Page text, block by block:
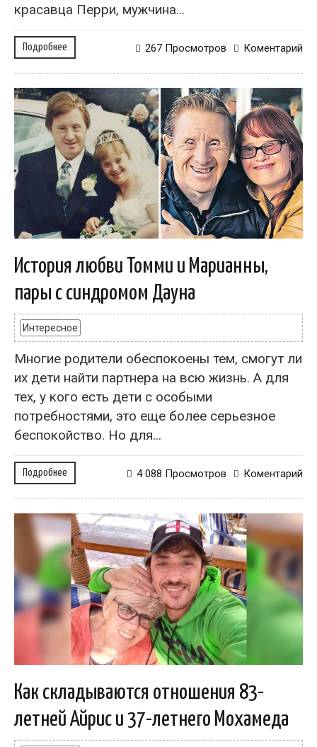
красавца Перри, мужчина...
Подробнее Коментарий
267 Просмотров
История любви Томми и Марианны,
пары с синдромом Дауна
Интересное
Многие родители обеспокоены тем, смогут ли
их дети найти партнера на всю жизнь. А для
тех, у кого есть дети с особыми
потребностями, это еще более серьезное
беспокойство. Но для...
Подробнее Коментарий
4 088 Просмотров
Как складываются отношения 83-
летней Айрис и 37-летнего Мохамеда